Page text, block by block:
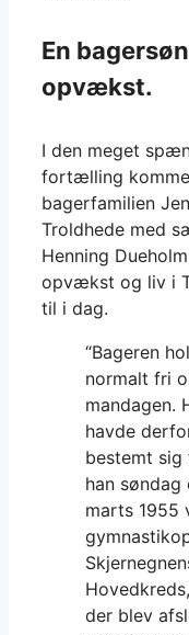
En
opvækst.
I den meget
fortælling
bagerfamilien
Troldhede med
Henning
opvækst og liv i
til i dag.
“Bageren
normalt fri
mandagen.
havde
bestemt sig
han søndag
marts 1955
der blev